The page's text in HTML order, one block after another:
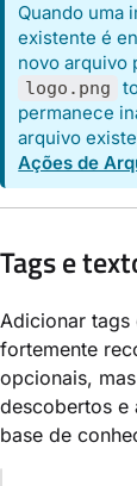
Quando uma
existente é
novo arquivo
logo.png
permanece
arquivo
Ações de
Tags e
Adicionar
fortemente
opcionais,
descobertos e
base de